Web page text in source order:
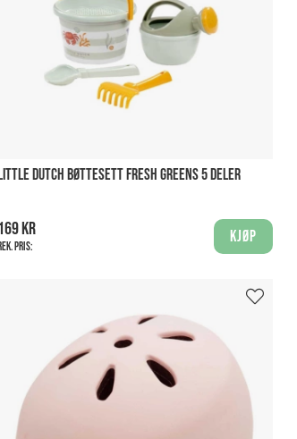
LITTLE DUTCH BØTTESETT FRESH GREENS 5 DELER
kr
Rek. pris:
Kjøp